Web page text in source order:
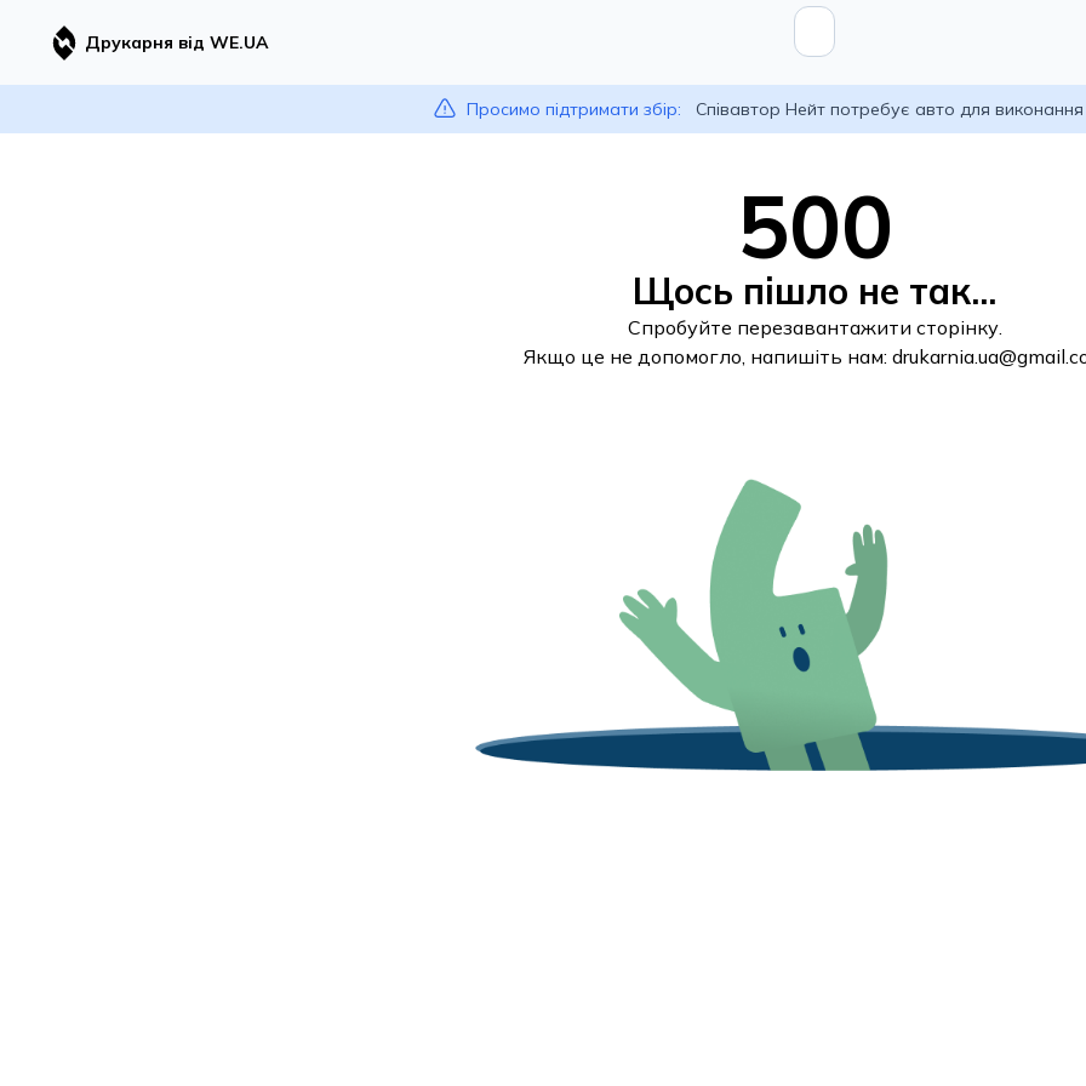
Друкарня від WE.UA
Просимо підтримати збір: Співавтор Нейт потребує авто для
500
Щось пішло не так...
Спробуйте перезавантажити сторінку.
Якщо це не допомогло, напишіть нам: